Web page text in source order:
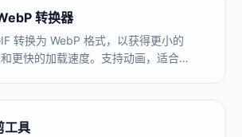
转换器
转换为 WebP 格式，以获得更小的
更快的加载速度。支持动画，适合现
工具